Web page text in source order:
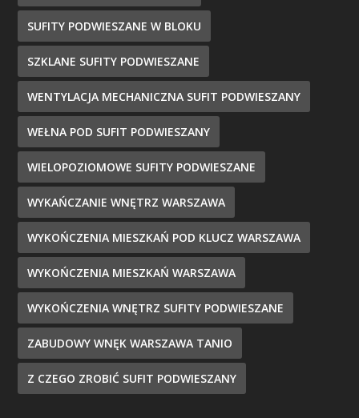
SUFITY PODWIESZANE W BLOKU
SZKLANE SUFITY PODWIESZANE
WENTYLACJA MECHANICZNA SUFIT PODWIESZANY
WEŁNA POD SUFIT PODWIESZANY
WIELOPOZIOMOWE SUFITY PODWIESZANE
WYKAŃCZANIE WNĘTRZ WARSZAWA
WYKOŃCZENIA MIESZKAŃ POD KLUCZ WARSZAWA
WYKOŃCZENIA MIESZKAŃ WARSZAWA
WYKOŃCZENIA WNĘTRZ SUFITY PODWIESZANE
ZABUDOWY WNĘK WARSZAWA TANIO
Z CZEGO ZROBIĆ SUFIT PODWIESZANY